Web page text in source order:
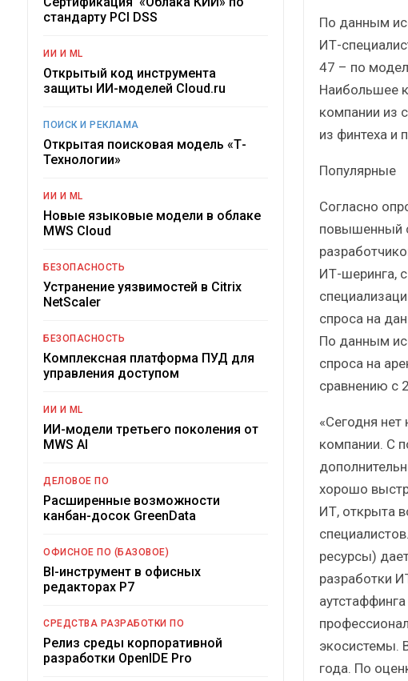
По данным
ИТ-
47 – по
Наибольшее
компании из
из финтеха и
Популярные
Согласно
повышенный
ИТ-шеринга,
спроса на
По данным
спроса на
сравнению с
«Сегодня
компании. С
хорошо
ИТ, открыта
ресурсы)
разработки
экосистемы.
года. По
стандарту PCI DSS
ИИ И ML
Открытый код инструмента
защиты ИИ-моделей Cloud.ru
ПОИСК И РЕКЛАМА
Открытая поисковая модель «Т-
Технологии»
ИИ И ML
Новые языковые модели в облаке
MWS Cloud
БЕЗОПАСНОСТЬ
Устранение уязвимостей в Citrix
NetScaler
БЕЗОПАСНОСТЬ
Комплексная платформа ПУД для
управления доступом
ИИ И ML
ИИ-модели третьего поколения от
MWS AI
ДЕЛОВОЕ ПО
Расширенные возможности
канбан-досок GreenData
ОФИСНОЕ ПО (БАЗОВОЕ)
BI-инструмент в офисных
редакторах Р7
СРЕДСТВА РАЗРАБОТКИ ПО
Релиз среды корпоративной
разработки OpenIDE Pro